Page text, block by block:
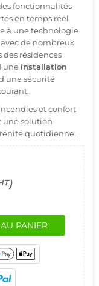
fonctionnalités
en temps réel
à une technologie
de nombreux
des résidences
installation
sécurité
et confort
une solution
quotidienne.
)
PANIER